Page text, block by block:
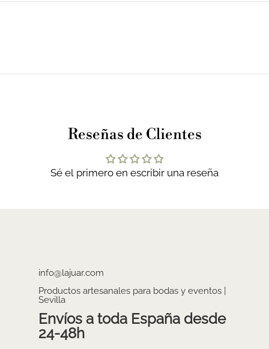
Reseñas de Clientes
Sé el primero en escribir una reseña
info@lajuar.com
Productos artesanales para bodas y eventos |
Sevilla
Envíos a toda España desde
24-48h